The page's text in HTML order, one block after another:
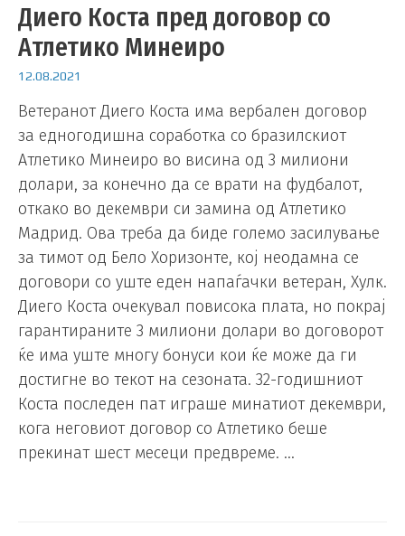
Диего Коста пред договор со
Атлетико Минеиро
12.08.2021
Ветеранот Диего Коста има вербален договор
за едногодишна соработка со бразилскиот
Атлетико Минеиро во висина од 3 милиони
долари, за конечно да се врати на фудбалот,
откако во декември си замина од Атлетико
Мадрид. Ова треба да биде големо засилување
за тимот од Бело Хоризонте, кој неодамна се
договори со уште еден напаѓачки ветеран, Хулк.
Диего Коста очекувал повисока плата, но покрај
гарантираните 3 милиони долари во договорот
ќе има уште многу бонуси кои ќе може да ги
достигне во текот на сезоната. 32-годишниот
Коста последен пат играше минатиот декември,
кога неговиот договор со Атлетико беше
прекинат шест месеци предвреме. …